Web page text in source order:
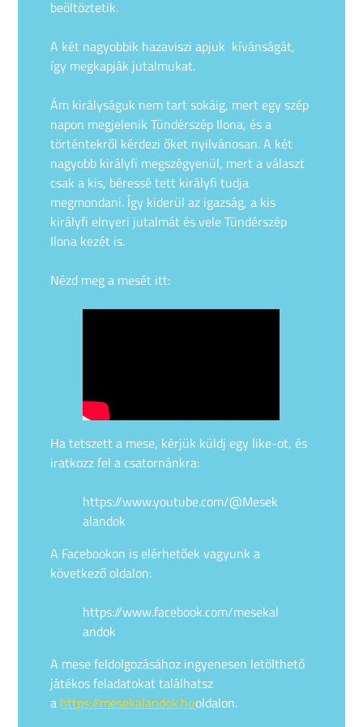
beöltöztetik.
A két nagyobbik hazaviszi apjuk kívánságát,
így megkapják jutalmukat.
Ám királyságuk nem tart sokáig, mert egy szép
napon megjelenik Tündérszép Ilona, és a
történtekről kérdezi őket nyilvánosan. A két
nagyobb királyfi megszégyenül, mert a választ
csak a kis, béressé tett királyfi tudja
megmondani. Így kiderül az igazság, a kis
királyfi elnyeri jutalmát és vele Tündérszép
Ilona kezét is.
Nézd meg a mesét itt:
Ha tetszett a mese, kérjük küldj egy like-ot, és
iratkozz fel a csatornánkra:
https://www.youtube.com/@Mesek
alandok
A Facebookon is elérhetőek vagyunk a
következő oldalon:
https://www.facebook.com/mesekal
andok
A mese feldolgozásához ingyenesen letölthető
játékos feladatokat találhatsz
a https://mesekalandok.huoldalon.